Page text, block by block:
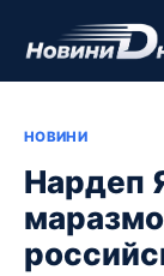
НОВИНИ
Нардеп